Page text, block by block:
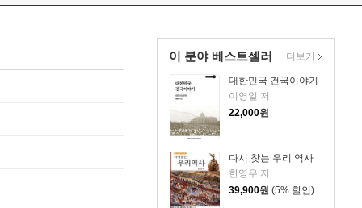
이 분야 베스트셀러
대한민국 건국이야기
이영일 저
22,000원
다시 찾는 우리 역사
한영우 저
39,900원 (5% 할인)
더보기